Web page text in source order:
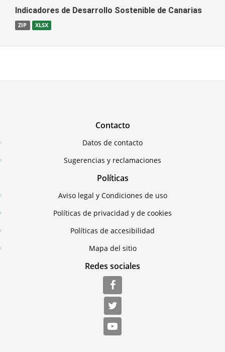
Indicadores de Desarrollo Sostenible de Canarias
ZIP XLSX
Contacto
Datos de contacto
Sugerencias y reclamaciones
Políticas
Aviso legal y Condiciones de uso
Políticas de privacidad y de cookies
Políticas de accesibilidad
Mapa del sitio
Redes sociales